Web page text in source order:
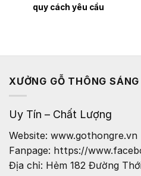
quy cách yêu cầu
XƯỞNG GỖ THÔNG
Uy Tín – Chất Lượng
Website: www.gothongre.vn
Fanpage: https://
Địa chỉ: Hẻm 182 Đường